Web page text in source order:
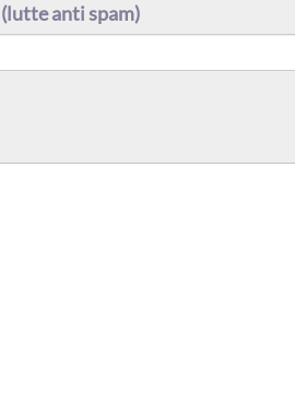
(lutte anti spam)